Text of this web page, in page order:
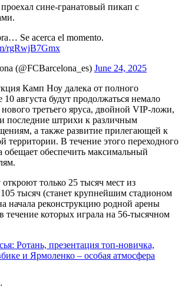
сине-гранатовый пикап с
Se acerca el momento.
rgRwjB7Gmx
(@FCBarcelona_es) June 24, 2025
Камп Ноу далека от полного
августа будут продолжаться немало
третьего яруса, двойной VIP-ложи,
последние штрихи к различным
а также развитие прилегающей к
территории. В течение этого переходного
обещает обеспечить максимальный
только 25 тысяч мест из
тысяч (станет крупнейшим стадионом
начала реконструкцию родной арены
течение которых играла на 56-тысячном
Ротань, презентация топ-новичка,
и Ярмоленко – особая атмосфера